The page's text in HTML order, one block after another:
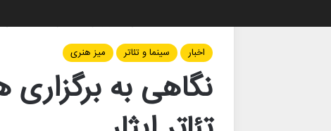
اخبار
سینما و تئاتر میز هنری
نگاهی به